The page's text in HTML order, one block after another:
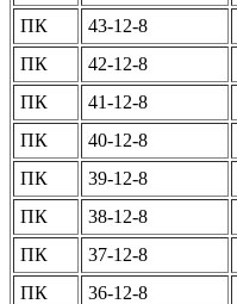
ПК
43-12-8
ПК
42-12-8
ПК
41-12-8
ПК
40-12-8
ПК
39-12-8
ПК
38-12-8
ПК
37-12-8
ПК
36-12-8